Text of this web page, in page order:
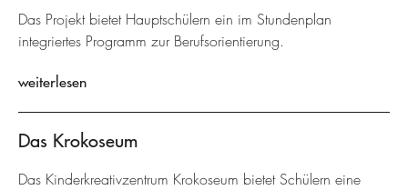
Das Projekt bietet Hauptschülern ein im Stundenplan
integriertes Programm zur Berufsorientierung.
weiterlesen
Das Krokoseum
Das Kinderkreativzentrum Krokoseum bietet Schülern eine